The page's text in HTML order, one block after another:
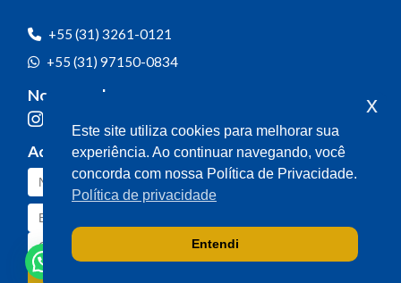
+55 (31) 3261-0121
+55 (31) 97150-0834
Nossas redes
Acompanhe o meu mandato
Este site utiliza cookies para melhorar sua
experiência. Ao continuar navegando, você
concorda com nossa Política de Privacidade.
Política de privacidade
Entendi
x